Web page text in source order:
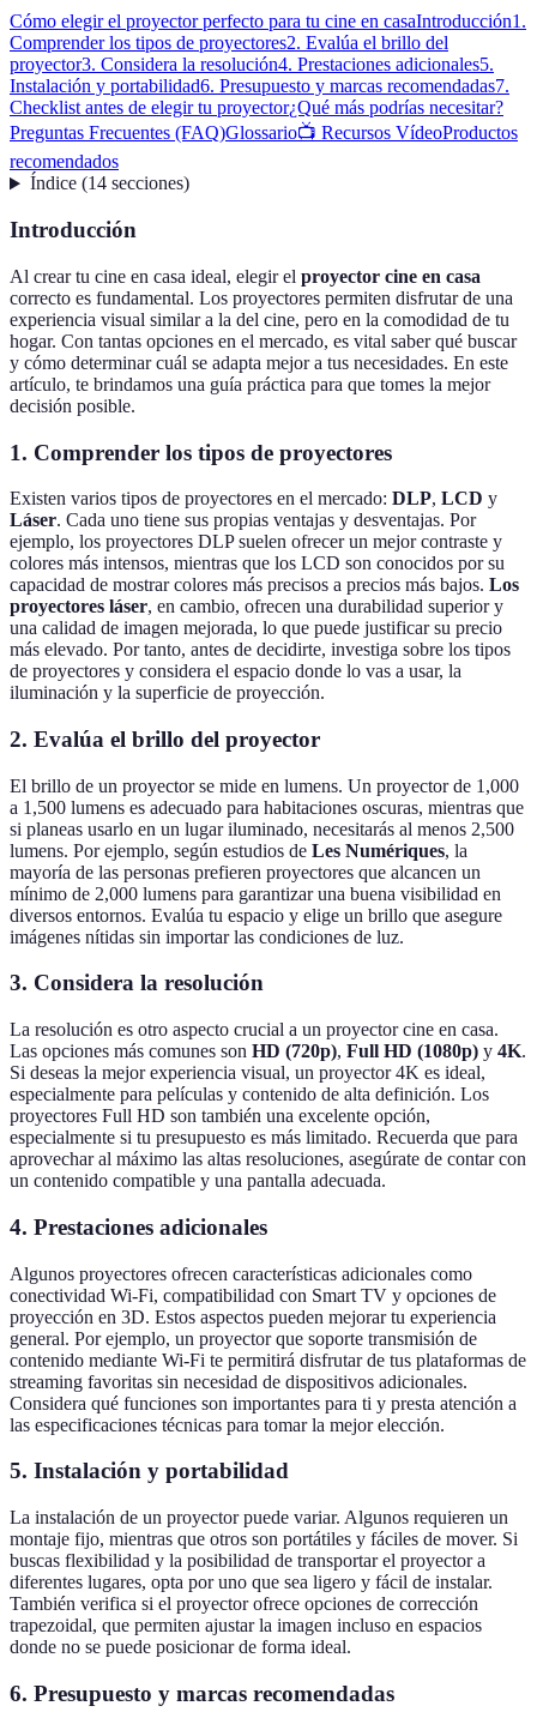
Cómo elegir el proyector perfecto para tu cine en casaIntroducción1.
Comprender los tipos de proyectores2. Evalúa el brillo del
proyector3. Considera la resolución4. Prestaciones adicionales5.
Instalación y portabilidad6. Presupuesto y marcas recomendadas7.
Checklist antes de elegir tu proyector¿Qué más podrías necesitar?
Preguntas Frecuentes (FAQ)Glossario📺 Recursos VídeoProductos
recomendados
Índice(14 secciones)
Introducción
Al crear tu cine en casa ideal, elegir el proyector cine en casa
correcto es fundamental. Los proyectores permiten disfrutar de una
experiencia visual similar a la del cine, pero en la comodidad de tu
hogar. Con tantas opciones en el mercado, es vital saber qué buscar
y cómo determinar cuál se adapta mejor a tus necesidades. En este
artículo, te brindamos una guía práctica para que tomes la mejor
decisión posible.
1. Comprender los tipos de proyectores
Existen varios tipos de proyectores en el mercado: DLP, LCD y
Láser. Cada uno tiene sus propias ventajas y desventajas. Por
ejemplo, los proyectores DLP suelen ofrecer un mejor contraste y
colores más intensos, mientras que los LCD son conocidos por su
capacidad de mostrar colores más precisos a precios más bajos. Los
proyectores láser, en cambio, ofrecen una durabilidad superior y
una calidad de imagen mejorada, lo que puede justificar su precio
más elevado. Por tanto, antes de decidirte, investiga sobre los tipos
de proyectores y considera el espacio donde lo vas a usar, la
iluminación y la superficie de proyección.
2. Evalúa el brillo del proyector
El brillo de un proyector se mide en lumens. Un proyector de 1,000
a 1,500 lumens es adecuado para habitaciones oscuras, mientras que
si planeas usarlo en un lugar iluminado, necesitarás al menos 2,500
lumens. Por ejemplo, según estudios de Les Numériques, la
mayoría de las personas prefieren proyectores que alcancen un
mínimo de 2,000 lumens para garantizar una buena visibilidad en
diversos entornos. Evalúa tu espacio y elige un brillo que asegure
imágenes nítidas sin importar las condiciones de luz.
3. Considera la resolución
La resolución es otro aspecto crucial a un proyector cine en casa.
Las opciones más comunes son HD (720p), Full HD (1080p) y 4K.
Si deseas la mejor experiencia visual, un proyector 4K es ideal,
especialmente para películas y contenido de alta definición. Los
proyectores Full HD son también una excelente opción,
especialmente si tu presupuesto es más limitado. Recuerda que para
aprovechar al máximo las altas resoluciones, asegúrate de contar con
un contenido compatible y una pantalla adecuada.
4. Prestaciones adicionales
Algunos proyectores ofrecen características adicionales como
conectividad Wi-Fi, compatibilidad con Smart TV y opciones de
proyección en 3D. Estos aspectos pueden mejorar tu experiencia
general. Por ejemplo, un proyector que soporte transmisión de
contenido mediante Wi-Fi te permitirá disfrutar de tus plataformas de
streaming favoritas sin necesidad de dispositivos adicionales.
Considera qué funciones son importantes para ti y presta atención a
las especificaciones técnicas para tomar la mejor elección.
5. Instalación y portabilidad
La instalación de un proyector puede variar. Algunos requieren un
montaje fijo, mientras que otros son portátiles y fáciles de mover. Si
buscas flexibilidad y la posibilidad de transportar el proyector a
diferentes lugares, opta por uno que sea ligero y fácil de instalar.
También verifica si el proyector ofrece opciones de corrección
trapezoidal, que permiten ajustar la imagen incluso en espacios
donde no se puede posicionar de forma ideal.
6. Presupuesto y marcas recomendadas